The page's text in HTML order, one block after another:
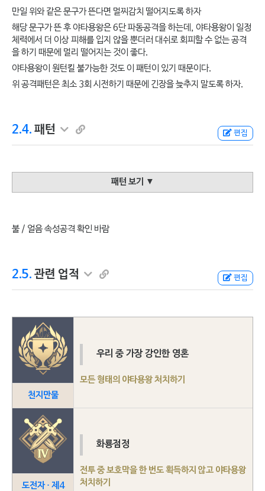
만일 위와 같은 문구가 뜬다면 멀찌감치 떨어지도록 하자
해당 문구가 뜬 후 야타용왕은 6단 파동공격을 하는데, 야타용왕이 일정
체력에서 더 이상 피해를 입지 않을 뿐더러 대쉬로 회피할 수 없는 공격
을 하기 때문에 멀리 떨어지는 것이 좋다.
야타용왕이 원턴킬 불가능한 것도 이 패턴이 있기 때문이다.
위 공격패턴은 최소 3회 시전하기 때문에 긴장을 늦추지 말도록 하자.
2.4. 패턴 편집
패턴 보기 ▼
불 / 얼음 속성공격 확인 바람
2.5. 관련 업적 편집
우리 중 가장 강인한 영혼
모든 형태의 야타용왕 처치하기
천지만물
화룡점정
전투 중 보호막을 한 번도 획득하지 않고 야타용왕
처치하기
도전자 · 제4